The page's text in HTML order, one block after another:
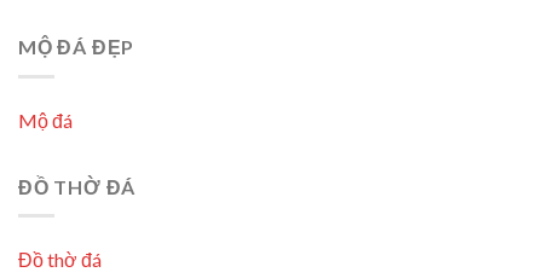
MỘ ĐÁ ĐẸP
Mộ đá
ĐỒ THỜ ĐÁ
Đồ thờ đá